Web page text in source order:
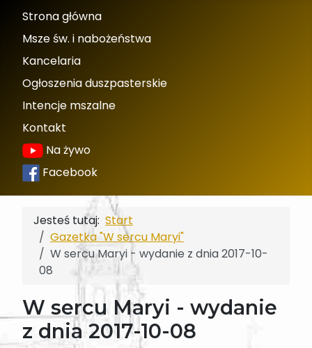
Strona główna
Msze św. i nabożeństwa
Kancelaria
Ogłoszenia duszpasterskie
Intencje mszalne
Kontakt
Na żywo
Facebook
Jesteś tutaj: Start
Gazetka "W sercu Maryi"
W sercu Maryi - wydanie z dnia 2017-10-
08
W sercu Maryi - wydanie
z dnia 2017-10-08